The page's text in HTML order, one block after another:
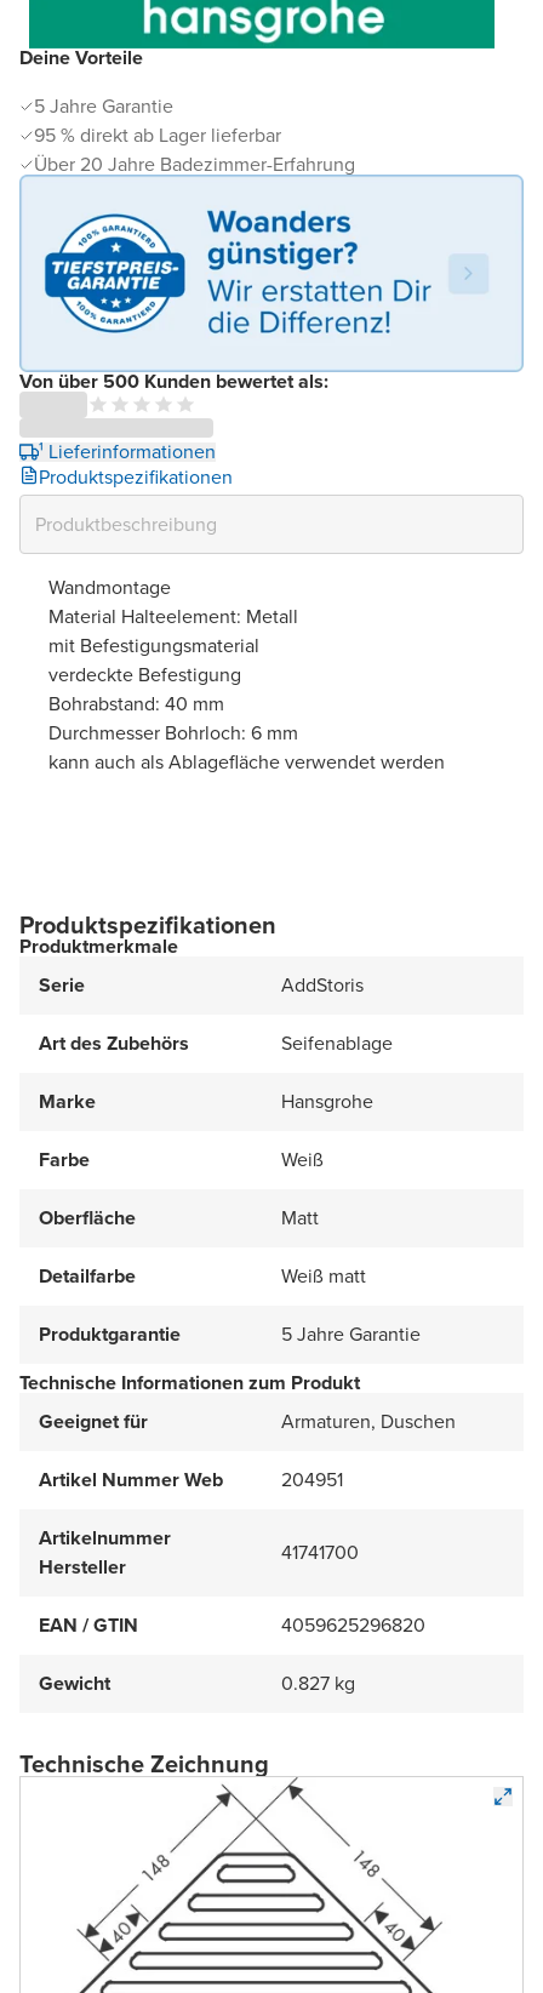
Deine Vorteile
5 Jahre Garantie
95 % direkt ab Lager lieferbar
Über 20 Jahre Badezimmer-Erfahrung
Von über 500 Kunden bewertet als:
¹ Lieferinformationen
Produktspezifikationen
Wandmontage
Material Halteelement: Metall
mit Befestigungsmaterial
verdeckte Befestigung
Bohrabstand: 40 mm
Durchmesser Bohrloch: 6 mm
kann auch als Ablagefläche verwendet werden
Produktspezifikationen
Produktmerkmale
Serie
AddStoris
Art des Zubehörs Seifenablage
Marke Hansgrohe
Farbe Weiß
Oberfläche Matt
Detailfarbe Weiß matt
Produktgarantie
5 Jahre Garantie
Technische Informationen zum Produkt
Geeignet für
Armaturen, Duschen
Artikel Nummer Web 204951
Artikelnummer
Hersteller
41741700
EAN / GTIN 4059625296820
Gewicht 0.827 kg
Technische Zeichnung